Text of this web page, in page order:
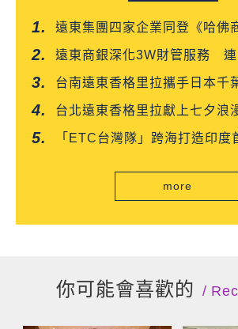
遠東集團四家企業同登《哈佛
「台灣企業領袖100強」
遠東商銀深化3W財管服務 連
望愛雙獎肯定
台南遠東香格里拉攜手日本千
「CROISSANT」 得獎可頌
台北遠東香格里拉獻上七夕浪
「ETC台灣隊」跨海打造印度
more
你可能會喜歡的